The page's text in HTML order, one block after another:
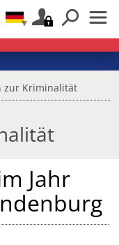
zur Kriminalität
Jahr